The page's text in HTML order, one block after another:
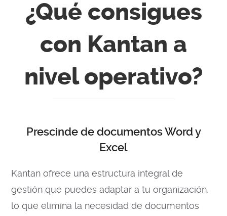
¿Qué consigues
con Kantan a
nivel operativo?
Prescinde de documentos Word y
Excel
Kantan ofrece una estructura integral de
gestión que puedes adaptar a tu organización,
lo que elimina la necesidad de documentos